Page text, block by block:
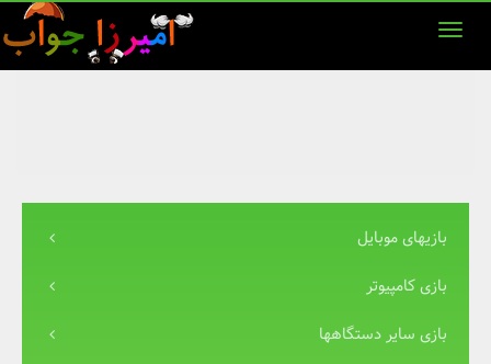
بازیهای موبایل
بازی کامپیوتر
بازی سایر دستگاهها